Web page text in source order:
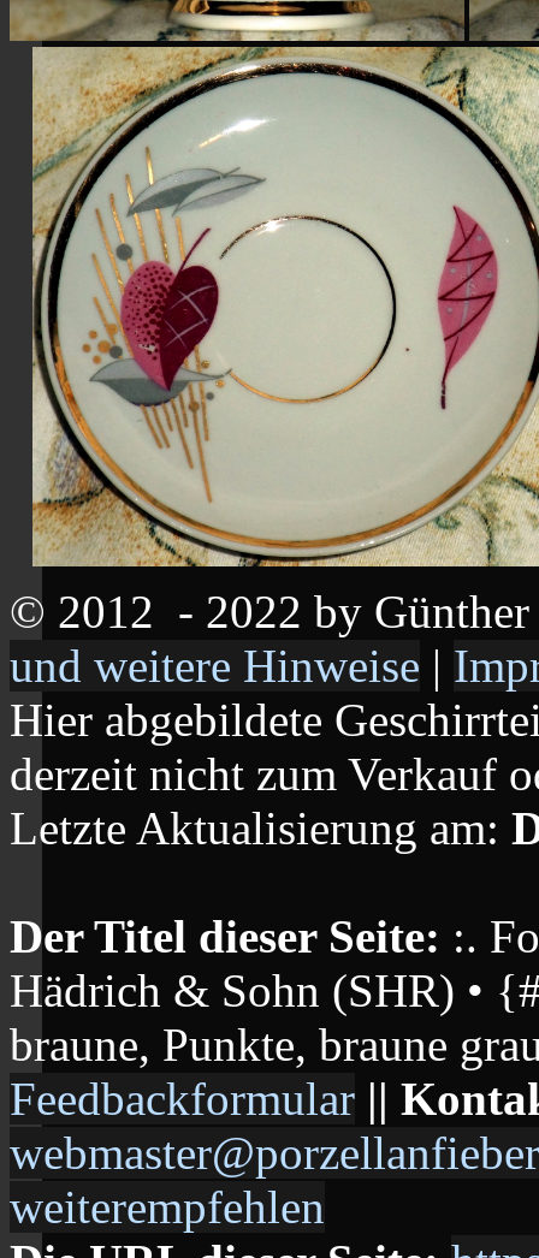
© 2012 - 2022 by
und weitere Hinweise |
Hier abgebildete
derzeit nicht zum Verkauf
Letzte Aktualisierung am:
Der Titel dieser Seite: :.
Hädrich & Sohn (SHR) •
braune, Punkte, braune
Feedbackformular ||
weiterempfehlen